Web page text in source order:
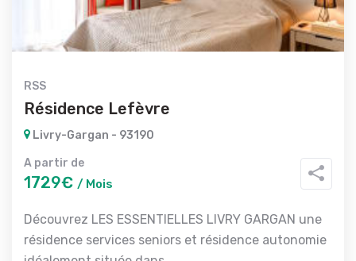
RSS
Résidence Lefèvre
Livry-Gargan - 93190
A partir de
1729€ / Mois
Découvrez LES ESSENTIELLES LIVRY GARGAN une
résidence services seniors et résidence autonomie